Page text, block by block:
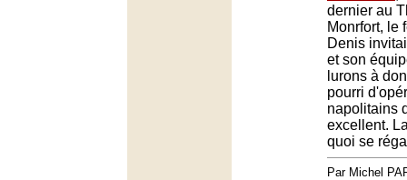
dernier au
Monrfort, le
Denis
et son
lurons à
pourri
napolitains
excellent.
quoi se
Par Michel